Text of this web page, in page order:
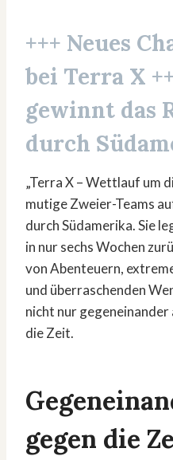
+++ Neues
bei Terra X
gewinnt das
durch
„Terra X – Wettlauf um
mutige Zweier-Teams
durch Südamerika. Sie
in nur sechs Wochen
von Abenteuern,
und überraschenden
nicht nur gegeneinander
die Zeit.
gegen die